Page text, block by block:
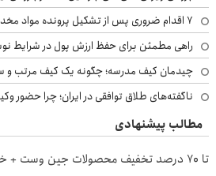
۷ اقدام ضروری پس از تشکیل پرونده مواد مخدر؛ راهنمای خانواده‌ها
راهی مطمئن برای حفظ ارزش پول در شرایط
چیدمان کیف مدرسه؛ چگونه یک کیف مرتب و
ناگفته‌های طلاق توافقی در ایران؛ چرا
مطالب پیشنهادی
تا 70 درصد تخفیف محصولات جین وست + خرید در 4 قسط